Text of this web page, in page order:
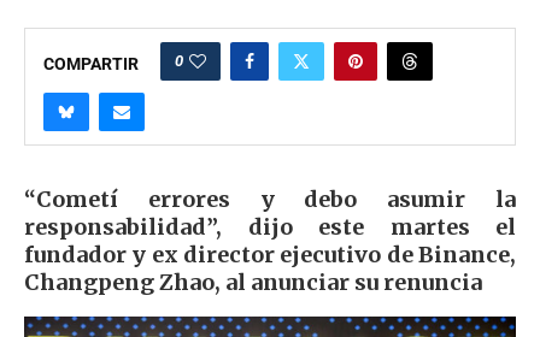
COMPARTIR 0
“Cometí errores y debo asumir la
responsabilidad”, dijo este martes el
fundador y ex director ejecutivo de Binance,
Changpeng Zhao, al anunciar su renuncia